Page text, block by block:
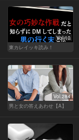
Vol.10
東カレイッキ読み！
Vol.284
男と女の答えあわせ【A】